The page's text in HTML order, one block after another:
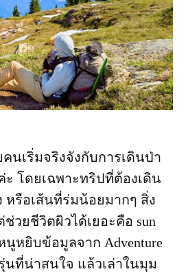
ร้าย
น
ง
นเริ่มจริงจังกับการเดินป่า
โดยเฉพาะทริปที่ต้องเดิน
หรือเส้นที่ร่มน้อยมากๆ สิ่ง
วยชีวิตผิวได้เยอะคือ sun
นูหยิบข้อมูลจาก Adventure
นที่น่าสนใจ แล้วเล่าในมุม